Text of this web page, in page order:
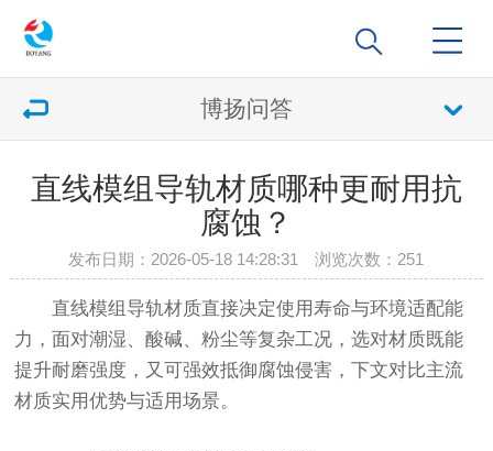
博扬问答
直线模组导轨材质哪种更耐用抗
腐蚀？
发布日期：2026-05-18 14:28:31 浏览次数： 251
直线模组导轨材质直接决定使用寿命与环境适配能
力，面对潮湿、酸碱、粉尘等复杂工况，选对材质既能
提升耐磨强度，又可强效抵御腐蚀侵害，下文对比主流
材质实用优势与适用场景。